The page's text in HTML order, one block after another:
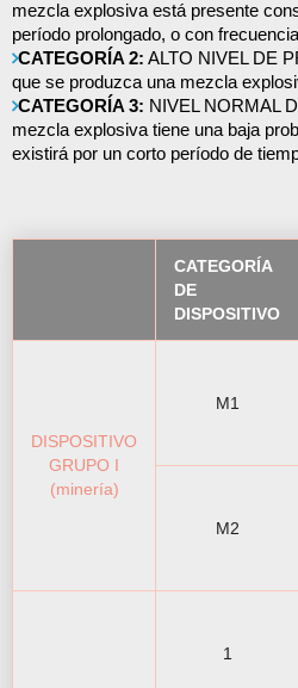
mezcla explosiva está presente
período prolongado, o con
CATEGORÍA 2: ALTO NIVEL DE
que se produzca una mezcla
CATEGORÍA 3: NIVEL NORMAL
mezcla explosiva tiene una baja
existirá por un corto período de
CATEGORÍA
DE
DISPOSITIVO
DISPOSITIVO
GRUPO I
(minería)
M1
M2
1